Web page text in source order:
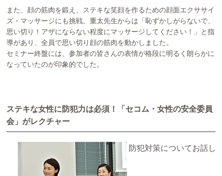
また、顔の筋肉を鍛え、ステキな笑顔を作るための顔面エクササイ
ズ・マッサージにも挑戦。重太先生からは「恥ずかしがらないで、
思い切り！アザにならない程度にマッサージしてください！」と指
導があり、全員で思い切り顔の筋肉を動かしました。
セミナー終盤には、参加者の皆さんの表情が格段に明るく朗らかに
なっていたのが印象的でした。
ステキな女性に防犯力は必須！「セコム・女性の安全委員
会」がレクチャー
防犯対策についてお話し